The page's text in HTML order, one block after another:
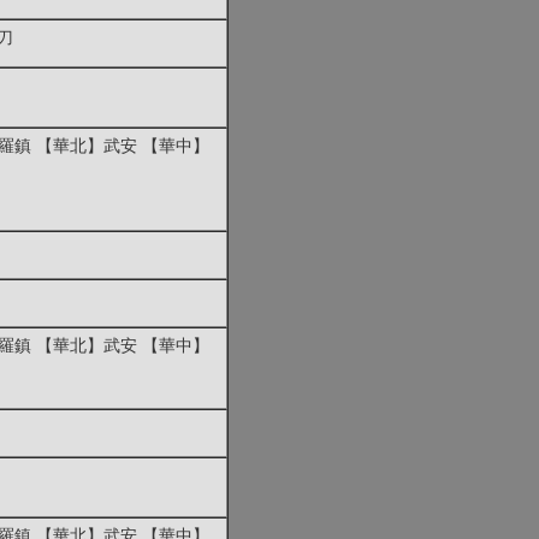
鎮 【華北】武安 【華中】
鎮 【華北】武安 【華中】